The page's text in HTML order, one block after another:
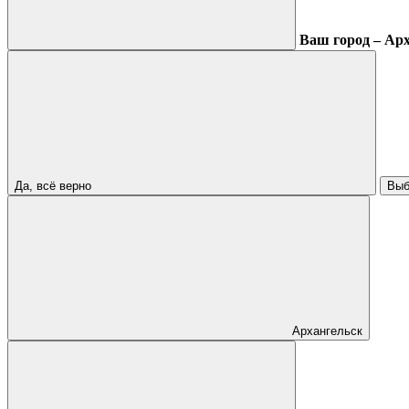
Ваш город –
Да, всё верно
Архангельск